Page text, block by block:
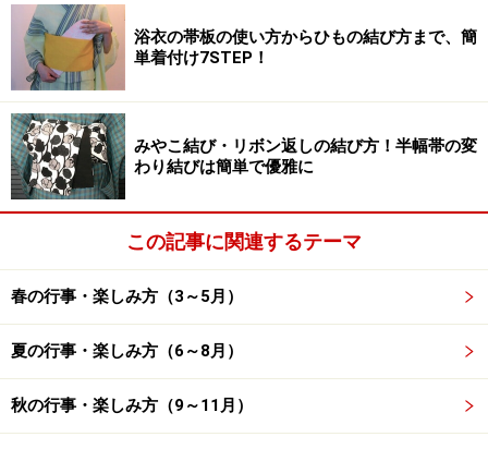
大変なため、十五夜関連の行事を毎年9月15日に固定化
している場合もありますが、正確には違います。
【十五夜の日付】
年 ……… 十五夜（旧暦8/15）
2025年 ……… 10月6日
2026年 ……… 9月25日
2027年 ……… 9月15日
2029年 ……… 9月22日
2030年 ……… 9月12日
2031年 ……… 10月1日
2032年 ……… 9月19日
2033年 ……… 9月9日
浴衣の帯板の使い方からひもの結び方まで、簡
単着付け7STEP！
みやこ結び・リボン返しの結び方！半幅帯の変
わり結びは簡単で優雅に
この記事に関連するテーマ
春の行事・楽しみ方（3～5月）
夏の行事・楽しみ方（6～8月）
秋の行事・楽しみ方（9～11月）